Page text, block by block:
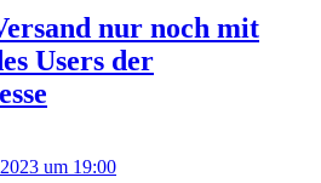
nur noch mit
Users der
um 19:00